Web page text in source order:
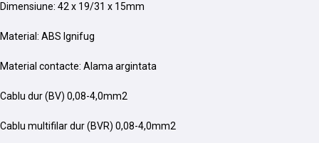
Dimensiune: 42 x 19/31 x 15mm
Material: ABS Ignifug
Material contacte: Alama argintata
Cablu dur (BV) 0,08-4,0mm2
Cablu multifilar dur (BVR) 0,08-4,0mm2